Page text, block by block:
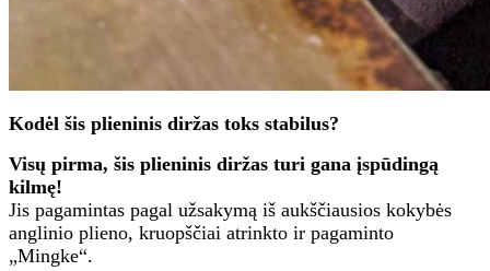
Kodėl šis plieninis diržas toks stabilus?
Visų pirma, šis plieninis diržas turi gana įspūdingą
kilmę!
Jis pagamintas pagal užsakymą iš aukščiausios kokybės
anglinio plieno, kruopščiai atrinkto ir pagaminto
„Mingke“.